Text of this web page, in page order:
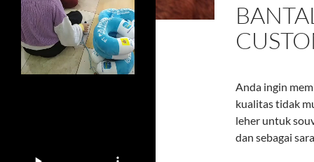
Anda ingin
kualitas tidak
leher untuk
dan sebagai